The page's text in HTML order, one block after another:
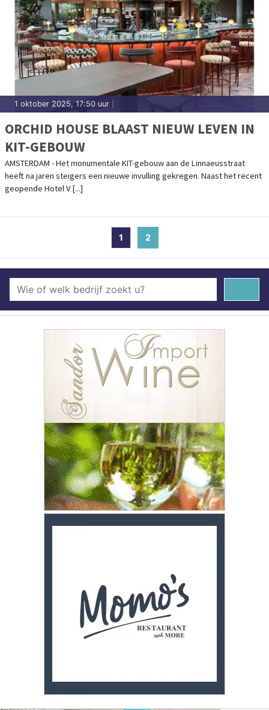
1 oktober 2025, 17:50 uur
ORCHID HOUSE BLAAST NIEUW LEVEN IN
KIT-GEBOUW
AMSTERDAM - Het monumentale KIT-gebouw aan de Linnaeusstraat
heeft na jaren steigers een nieuwe invulling gekregen. Naast het recent
geopende Hotel V [...]
1 2(current)